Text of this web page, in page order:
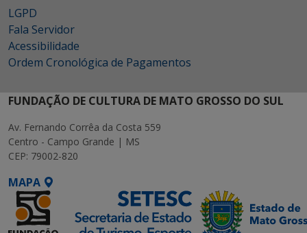
LGPD
Fala Servidor
Acessibilidade
Ordem Cronológica de Pagamentos
FUNDAÇÃO DE CULTURA DE MATO GROSSO DO SUL
Av. Fernando Corrêa da Costa 559
Centro - Campo Grande | MS
CEP: 79002-820
MAPA